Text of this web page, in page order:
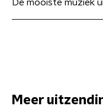
De mooiste muziek
Meer